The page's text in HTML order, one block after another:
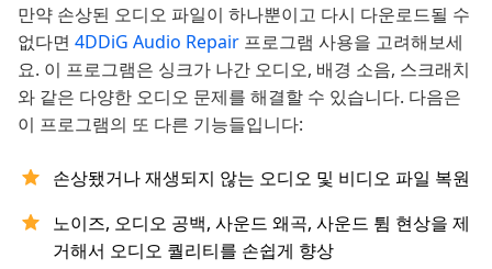
만약 손상된 오디오 파일이 하나뿐이고 다시 다운로드될 수
없다면 4DDiG Audio Repair 프로그램 사용을 고려해보세
요. 이 프로그램은 싱크가 나간 오디오, 배경 소음, 스크래치
와 같은 다양한 오디오 문제를 해결할 수 있습니다. 다음은
이 프로그램의 또 다른 기능들입니다:
손상됐거나 재생되지 않는 오디오 및 비디오 파일 복원
노이즈, 오디오 공백, 사운드 왜곡, 사운드 튐 현상을 제
거해서 오디오 퀄리티를 손쉽게 향상